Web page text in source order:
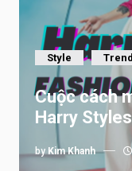
Style
Cuộc cách
Harry Styles
by Kim Khanh